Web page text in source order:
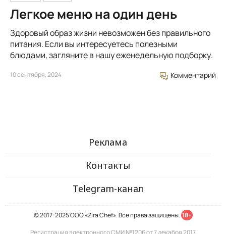
Легкое меню на один день
Здоровый образ жизни невозможен без правильного
питания. Если вы интересуетесь полезными
блюдами, загляните в нашу еженедельную подборку.
10 сентября, 2024 Комментарий
Реклама
Контакты
Telegram-канал
© 2017-2025 ООО «Zira Chef». Все права защищены. 18+
Регистрация электронного СМИ №1206 от 7 декабря 2017